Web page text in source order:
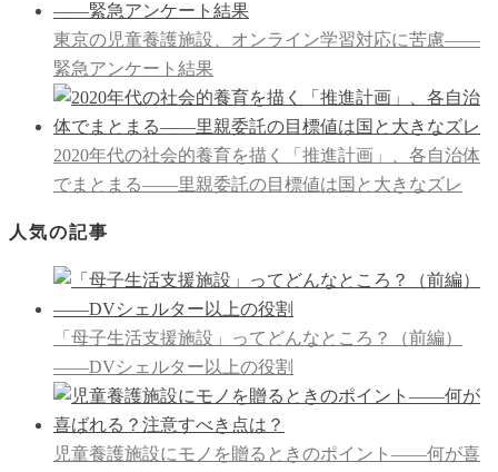
東京の児童養護施設、オンライン学習対応に苦慮――
緊急アンケート結果
2020年代の社会的養育を描く「推進計画」、各自治体
でまとまる――里親委託の目標値は国と大きなズレ
人気の記事
「母子生活支援施設」ってどんなところ？（前編）
――DVシェルター以上の役割
児童養護施設にモノを贈るときのポイント――何が喜